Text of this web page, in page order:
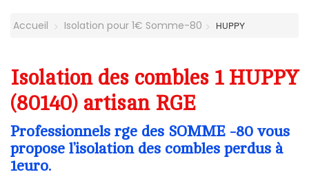
Accueil Isolation pour 1€ Somme-80 HUPPY
Isolation des combles 1 HUPPY
(80140) artisan RGE
Professionnels rge des SOMME -80 vous
propose l’isolation des combles perdus à
1euro.